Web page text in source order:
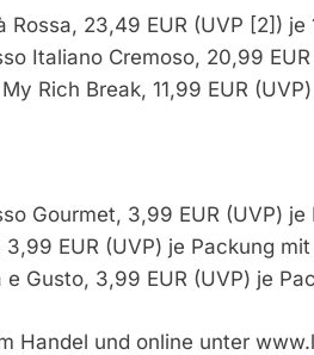
Rossa, 23,49 EUR (UVP [2]) je
Italiano Cremoso, 20,99
Rich Break, 11,99 EUR
Gourmet, 3,99 EUR (UVP)
EUR (UVP) je Packung
e Gusto, 3,99 EUR (UVP) je
Handel und online unter